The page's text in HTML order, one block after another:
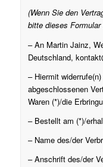
(Wenn Sie den
bitte dieses
– An Martin Jainz,
Deutschland,
– Hiermit
abgeschlossenen
Waren (*)/die
– Bestellt am (*)/
– Name des/der
– Anschrift des/der